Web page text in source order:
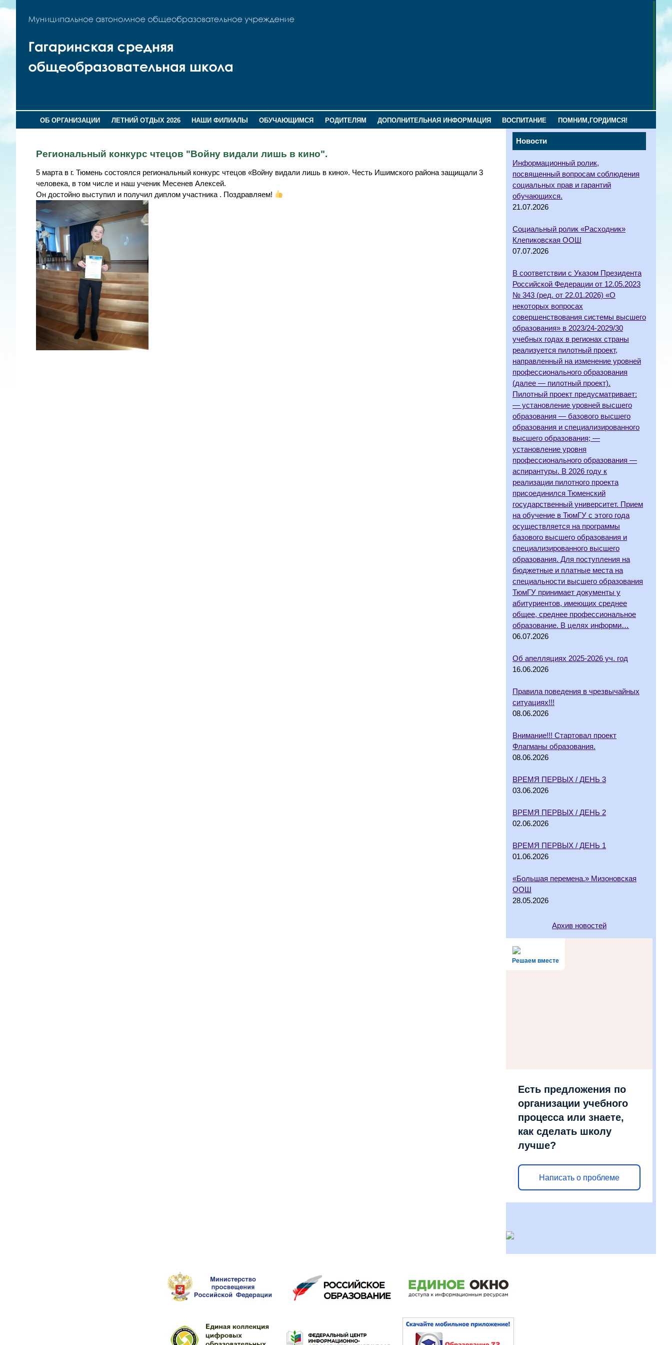
ОБ ОРГАНИЗАЦИИ ЛЕТНИЙ ОТДЫХ 2026 НАШИ ФИЛИАЛЫ ОБУЧАЮЩИМСЯ РОДИТЕЛЯМ ДОПОЛНИТЕЛЬНАЯ ИНФОРМАЦИЯ ВОСПИТАНИЕ ПОМНИМ,ГОРДИМСЯ!
Новости
Информационный ролик,
посвященный вопросам соблюдения
социальных прав и гарантий
обучающихся.
21.07.2026
Социальный ролик «Расходник»
Клепиковская ООШ
07.07.2026
В соответствии с Указом Президента
Российской Федерации от 12.05.2023
№ 343 (ред. от 22.01.2026) «О
некоторых вопросах
совершенствования системы высшего
образования» в 2023/24-2029/30
учебных годах в регионах страны
реализуется пилотный проект,
направленный на изменение уровней
профессионального образования
(далее — пилотный проект).
Пилотный проект предусматривает:
— установление уровней высшего
образования — базового высшего
образования и специализированного
высшего образования; —
установление уровня
профессионального образования —
аспирантуры. В 2026 году к
реализации пилотного проекта
присоединился Тюменский
государственный университет. Прием
на обучение в ТюмГУ с этого года
осуществляется на программы
базового высшего образования и
специализированного высшего
образования. Для поступления на
бюджетные и платные места на
специальности высшего образования
ТюмГУ принимает документы у
абитуриентов, имеющих среднее
общее, среднее профессиональное
образование. В целях информи…
06.07.2026
Об апелляциях 2025-2026 уч. год
16.06.2026
Правила поведения в чрезвычайных
ситуациях!!!
08.06.2026
Внимание!!! Стартовал проект
Флагманы образования.
08.06.2026
ВРЕМЯ ПЕРВЫХ / ДЕНЬ 3
03.06.2026
ВРЕМЯ ПЕРВЫХ / ДЕНЬ 2
02.06.2026
ВРЕМЯ ПЕРВЫХ / ДЕНЬ 1
01.06.2026
«Большая перемена.» Мизоновская
ООШ
28.05.2026
Архив новостей
Решаем вместе
Есть предложения по
организации учебного
процесса или знаете,
как сделать школу
лучше?
Написать о проблеме
Региональный конкурс чтецов "Войну видали лишь в кино".
5 марта в г. Тюмень состоялся региональный конкурс чтецов «Войну видали лишь в кино». Честь Ишимского района защищали 3
человека, в том числе и наш ученик Месенев Алексей.
Он достойно выступил и получил диплом участника . Поздравляем!